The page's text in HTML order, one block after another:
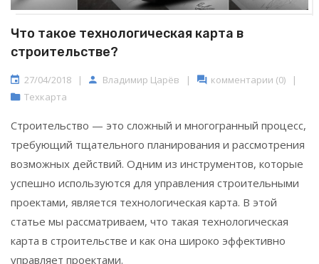
Что такое технологическая карта в
строительстве?
27/04/2018 | Владимир Царёв | комментарии (0)
|
Техкарта
Строительство — это сложный и многогранный процесс,
требующий тщательного планирования и рассмотрения
возможных действий. Одним из инструментов, которые
успешно используются для управления строительными
проектами, является технологическая карта. В этой
статье мы рассматриваем, что такая технологическая
карта в строительстве и как она широко эффективно
управляет проектами.